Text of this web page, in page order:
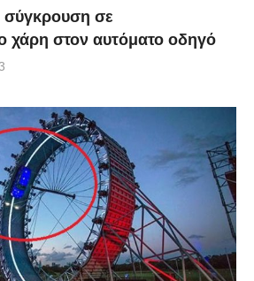
σύγκρουση σε
χάρη στον αυτόματο οδηγό